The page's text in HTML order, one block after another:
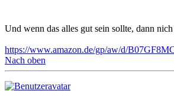
Und wenn das alles gut sein sollte, dann
https://www.amazon.de/gp/aw/d/
Nach oben